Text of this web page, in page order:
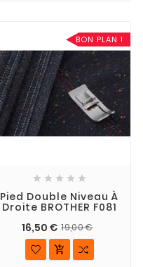
BON PLAN !
    
Pied Double Niveau À
Droite BROTHER F081
16,50 € 19,00 €
